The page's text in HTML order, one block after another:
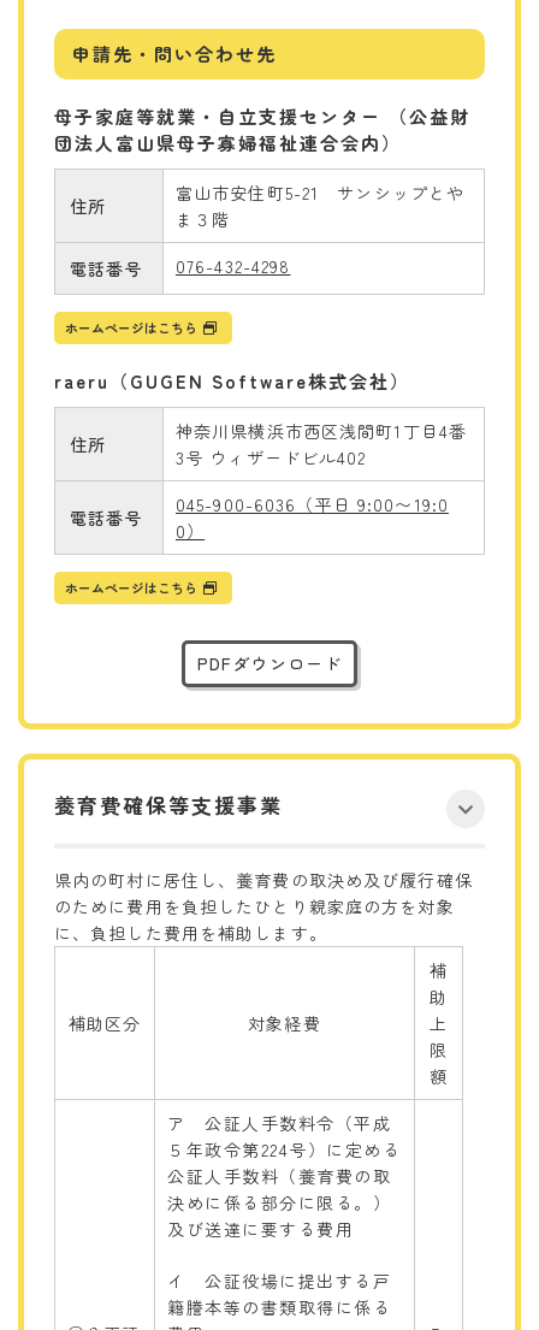
申請先・問い合わせ先
母子家庭等就業・自立支援センター （公益財
団法人富山県母子寡婦福祉連合会内）
住所
富山市安住町5-21 サンシップとや
ま３階
電話番号 076-432-4298
ホームページはこちら
raeru（GUGEN Software株式会社）
住所
神奈川県横浜市西区浅間町1丁目4番
3号 ウィザードビル402
電話番号
045-900-6036（平日 9:00〜19:0
0）
ホームページはこちら
PDFダウンロード
養育費確保等支援事業
県内の町村に居住し、養育費の取決め及び履行確保
のために費用を負担したひとり親家庭の方を対象
に、負担した費用を補助します。
補助区分 対象経費
補
助
上
限
額
ア 公証人手数料令（平成
５年政令第224号）に定める
公証人手数料（養育費の取
決めに係る部分に限る。）
及び送達に要する費用
イ 公証役場に提出する戸
籍謄本等の書類取得に係る